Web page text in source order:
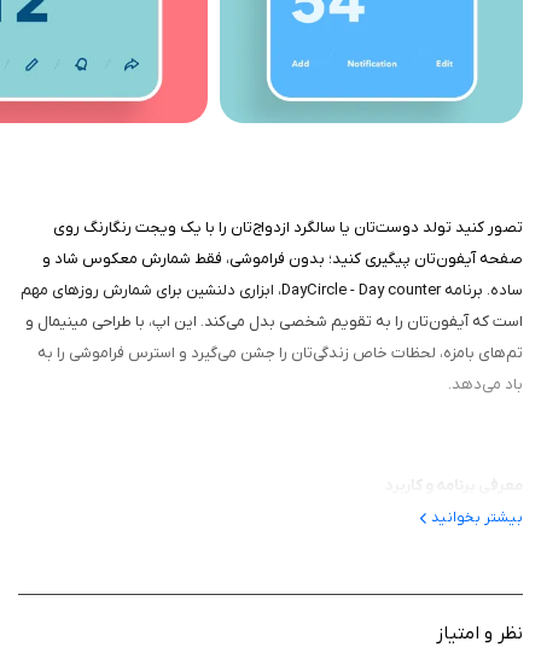
تصور کنید تولد دوست‌تان یا سالگرد ازدواج‌تان را با یک ویجت رنگارنگ روی
صفحه آیفون‌تان پیگیری کنید؛ بدون فراموشی، فقط شمارش معکوس شاد و
ساده. برنامه DayCircle - Day counter، ابزاری دلنشین برای شمارش روزهای مهم
است که آیفون‌تان را به تقویم شخصی بدل می‌کند. این اپ، با طراحی مینیمال و
تم‌های بامزه، لحظات خاص زندگی‌تان را جشن می‌گیرد و استرس فراموشی را به
باد می‌دهد.
معرفی برنامه و کاربرد
عالی تقویم‌های سازمانی شناخته می‌شود. این برنامه، پلی بین روزهای خاص
مثل تولدها، سالگردها، نقل مکان یا اولین روزها می‌زند و با ویجت‌های صفحه
بیشتر بخوانید
نظر و امتیاز